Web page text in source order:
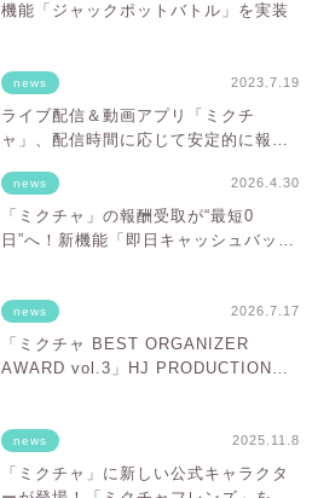
機能「ジャックポットバトル」を実装
news 2023.7.19
ライブ配信＆動画アプリ「ミクチ
ャ」、配信時間に応じて安定的に報酬
制度」をスタート！
news 2026.4.30
「ミクチャ」の報酬受取が“最短0
日”へ！新機能「即日キャッシュバッ
news 2026.7.17
「ミクチャ BEST ORGANIZER
AWARD vol.3」HJ PRODUCTIONが
news 2025.11.8
「ミクチャ」に新しい公式キャラクタ